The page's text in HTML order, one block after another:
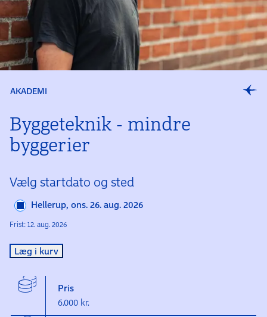
AKADEMI
Bygge­teknik - mindre
byggerier
Vælg startdato og sted
Hellerup, ons. 26. aug. 2026
Frist: 12. aug. 2026
Læg i kurv
Pris
6.000 kr.